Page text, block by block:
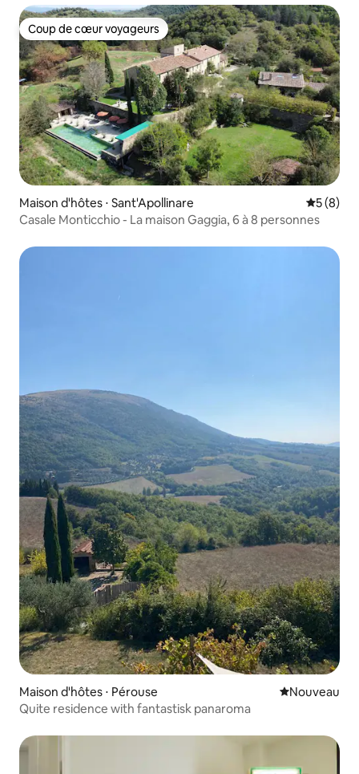
Coup de cœur voyageurs
Coup de cœur voyageurs
Maison d'hôtes ⋅ Sant'Apollinare
5 (8)
Casale Monticchio - La maison Gaggia, 6 à 8 personnes
Maison d'hôtes ⋅ Pérouse Nouvel
Nouveau
Quite residence with fantastisk panaroma